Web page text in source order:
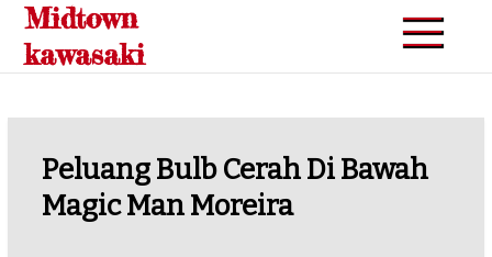
Skip
content
Midtown
kawasaki
Peluang Bulb Cerah Di Bawah
Magic Man Moreira